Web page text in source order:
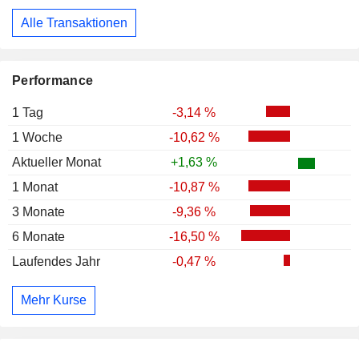
Performance
1 Tag
-3,14 %
1 Woche
-10,62 %
Aktueller Monat
+1,63 %
1 Monat
-10,87 %
3 Monate
-9,36 %
6 Monate
-16,50 %
Laufendes Jahr
-0,47 %
Mehr Kurse
Alle Transaktionen